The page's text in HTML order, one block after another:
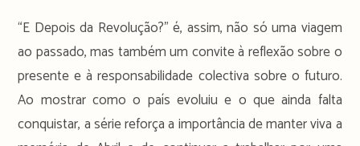
“E Depois da Revolução?” é, assim, não só uma viagem
ao passado, mas também um convite à reflexão sobre o
presente e à responsabilidade colectiva sobre o futuro.
Ao mostrar como o país evoluiu e o que ainda falta
conquistar, a série reforça a importância de manter viva a